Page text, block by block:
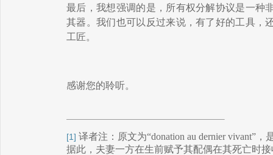
最后，我想强调的是，所有权分解协议是一种
其器。我们也可以反过来说，有了好的工具，
工匠。
感谢您的聆听。
[1] 译者注：原文为“donation au dernier vivant”，
据此，夫妻一方在生前赋予其配偶在其死亡时